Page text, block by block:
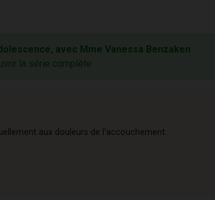
avec Mme Vanessa Benzaken :
la série complète
aux douleurs de l'accouchement.